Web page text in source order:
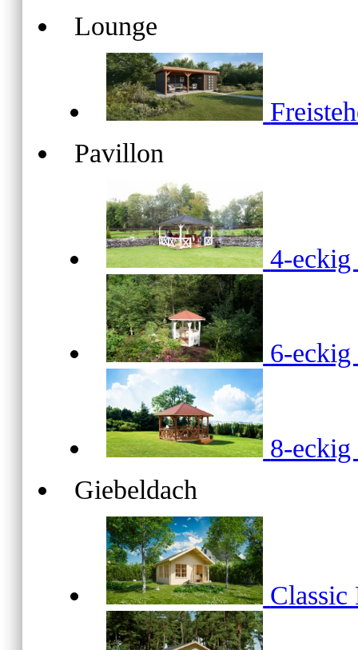
Lounge
Pavillon
4-eckig
6-eckig
8-eckig
Giebeldach